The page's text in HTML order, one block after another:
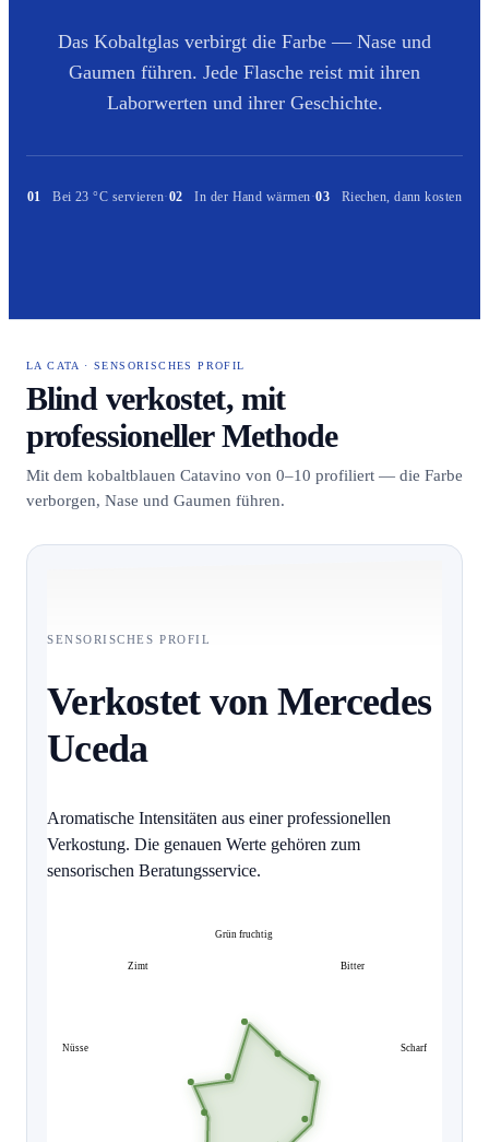
Das Kobaltglas verbirgt die Farbe — Nase und
Gaumen führen. Jede Flasche reist mit ihren
Laborwerten und ihrer Geschichte.
01 Bei 23 °C servieren·02 In der Hand wärmen·03 Riechen, dann kosten
LA CATA · SENSORISCHES PROFIL
Blind verkostet, mit
professioneller Methode
Mit dem kobaltblauen Catavino von 0–10 profiliert — die Farbe
verborgen, Nase und Gaumen führen.
SENSORISCHES PROFIL
Verkostet von Mercedes
Uceda
Aromatische Intensitäten aus einer professionellen
Verkostung. Die genauen Werte gehören zum
sensorischen Beratungsservice.
Grün fruchtig
Bitter
Scharf
Nüsse
Zimt